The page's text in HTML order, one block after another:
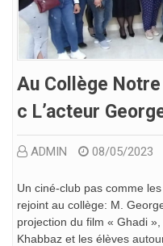
Au Collège
C L’acteur
ADMIN 08/05/2023
Un ciné-club pas comme
rejoint au collège: M.
projection du film « Ghadi »,
Khabbaz et les élèves